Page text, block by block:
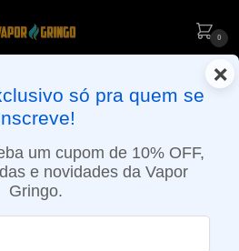
0
SÃO PAULO (SEG A SEX): PEDIDOS
15:30 VIA MOTOBOY
×
só pra quem se
um cupom de 10% OFF,
e novidades da Vapor
Gringo.